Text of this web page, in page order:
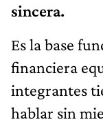
sincera.
Es la base
financiera
integrantes
hablar sin